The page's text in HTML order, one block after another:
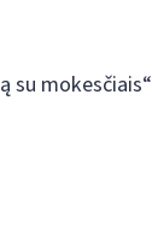
su mokesčiais“